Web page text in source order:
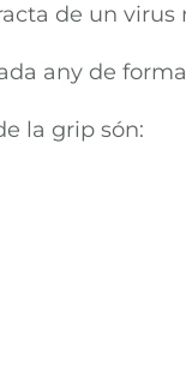
de un virus
any de
la grip són: